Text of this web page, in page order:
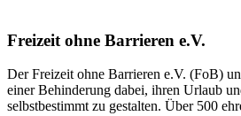
Freizeit ohne Barrieren e.V.
Der Freizeit ohne Barrieren e.V. (FoB)
einer Behinderung dabei, ihren Urlaub
selbstbestimmt zu gestalten. Über 500